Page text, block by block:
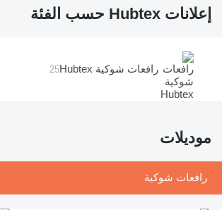
إعلانات Hubtex حسب الفئة
رافعات شوكية Hubtex 25
موديلات
رافعات شوكية